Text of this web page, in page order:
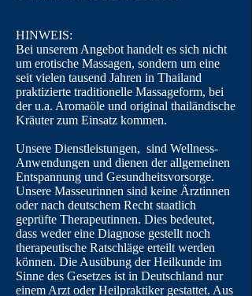
HINWEIS:
Bei unserem Angebot handelt es sich nicht
um erotische Massagen, sondern um eine
seit vielen tausend Jahren in Thailand
praktizierte traditionelle Massageform, bei
der u.a. Aromaöle und original thailändische
Kräuter zum Einsatz kommen.
Unsere Dienstleistungen, sind Wellness-
Anwendungen und dienen der allgemeinen
Entspannung und Gesundheitsvorsorge.
Unsere Masseurinnen sind keine Ärztinnen
oder nach deutschem Recht staatlich
geprüfte Therapeutinnen. Dies bedeutet,
dass weder eine Diagnose gestellt noch
therapeutische Ratschläge erteilt werden
können. Die Ausübung der Heilkunde im
Sinne des Gesetzes ist in Deutschland nur
einem Arzt oder Heilpraktiker gestattet. Aus